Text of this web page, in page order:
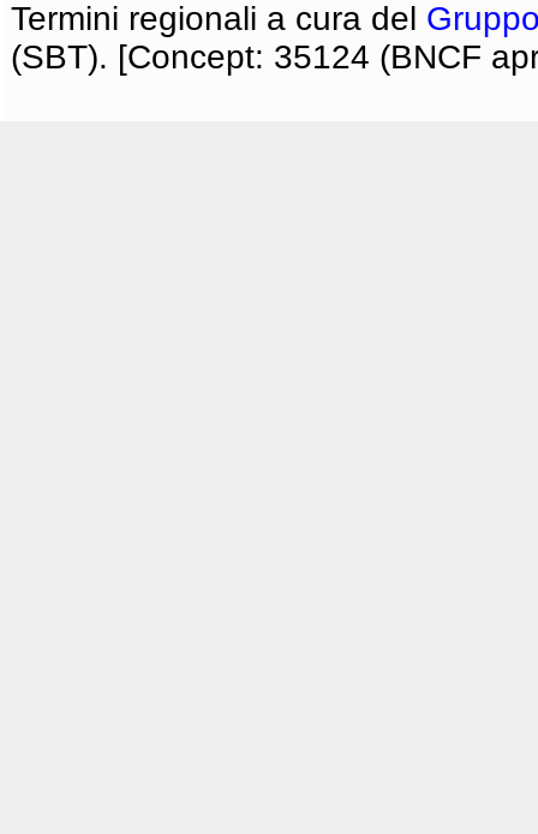
Termini regionali a cura del
(SBT). [Concept: 35124 (BNCF